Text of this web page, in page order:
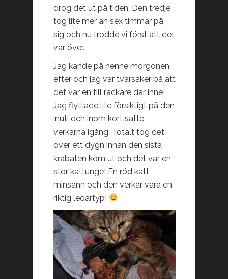
drog det ut på tiden. Den tredje
tog lite mer än sex timmar på
sig och nu trodde vi först att det
var över.
Jag kände på henne morgonen
efter och jag var tvärsäker på att
det var en till rackare där inne!
Jag flyttade lite försiktigt på den
inuti och inom kort satte
verkarna igång. Totalt tog det
över ett dygn innan den sista
krabaten kom ut och det var en
stor kattunge! En röd katt
minsann och den verkar vara en
riktig ledartyp!